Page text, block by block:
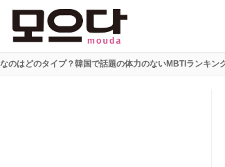
のはどのタイプ？韓国で話題の体力のないMBTIランキン